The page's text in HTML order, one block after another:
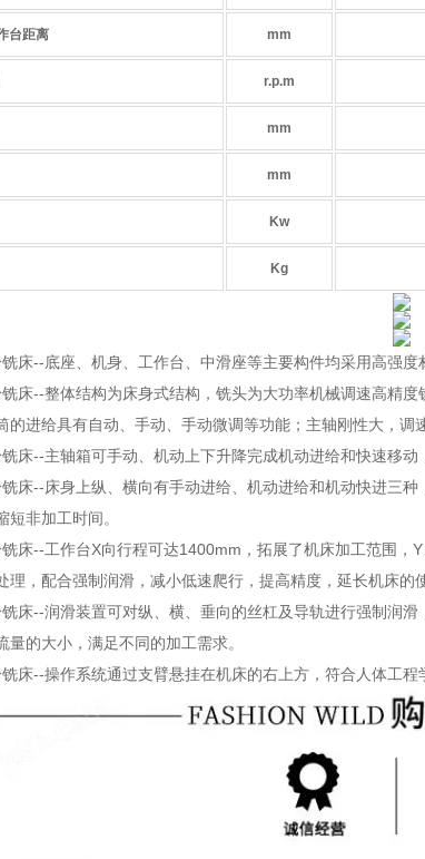
台距离 mm
r.p.m
mm
mm
Kw
Kg
床--底座、机身、工作台、中滑座等主要构件均采用高强
床--整体结构为床身式结构，铣头为大功率机械调速高精
的进给具有自动、手动、手动微调等功能；主轴刚性大，调
床--主轴箱可手动、机动上下升降完成机动进给和快速移动
床--床身上纵、横向有手动进给、机动进给和机动快进三
短非加工时间。
床--工作台X向行程可达1400mm，拓展了机床加工范围
理，配合强制润滑，减小低速爬行，提高精度，延长机床的
床--润滑装置可对纵、横、垂向的丝杠及导轨进行强制润
量的大小，满足不同的加工需求。
床--操作系统通过支臂悬挂在机床的右上方，符合人体工